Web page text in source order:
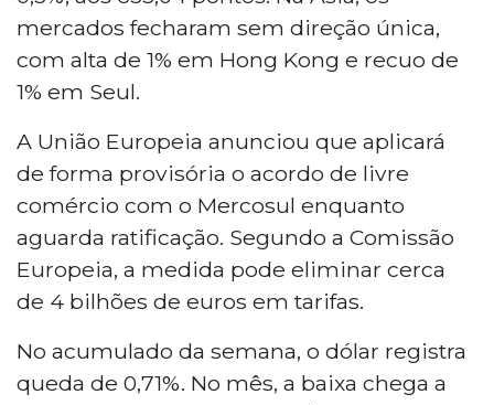
mercados fecharam sem direção única,
com alta de 1% em Hong Kong e recuo de
1% em Seul.
A União Europeia anunciou que aplicará
de forma provisória o acordo de livre
comércio com o Mercosul enquanto
aguarda ratificação. Segundo a Comissão
Europeia, a medida pode eliminar cerca
de 4 bilhões de euros em tarifas.
No acumulado da semana, o dólar registra
queda de 0,71%. No mês, a baixa chega a